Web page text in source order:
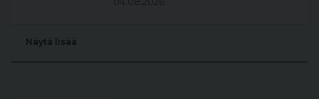
Näytä lisää